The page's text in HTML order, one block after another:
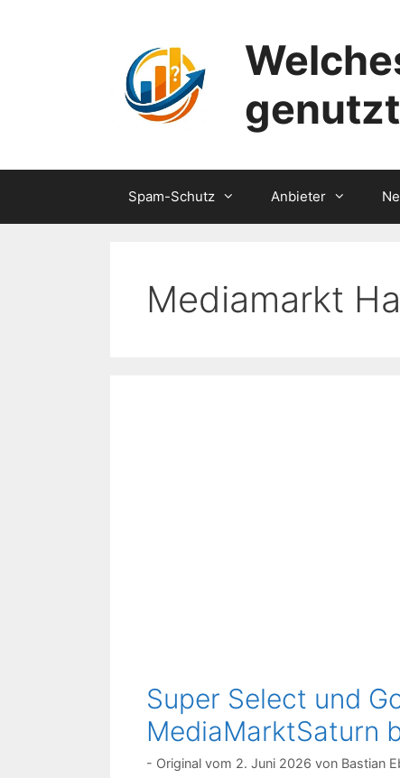
Spam-Schutz Anbieter
Mediamarkt
Super Select und
MediaMarktSaturn
2. Juni 2026 von Bastian